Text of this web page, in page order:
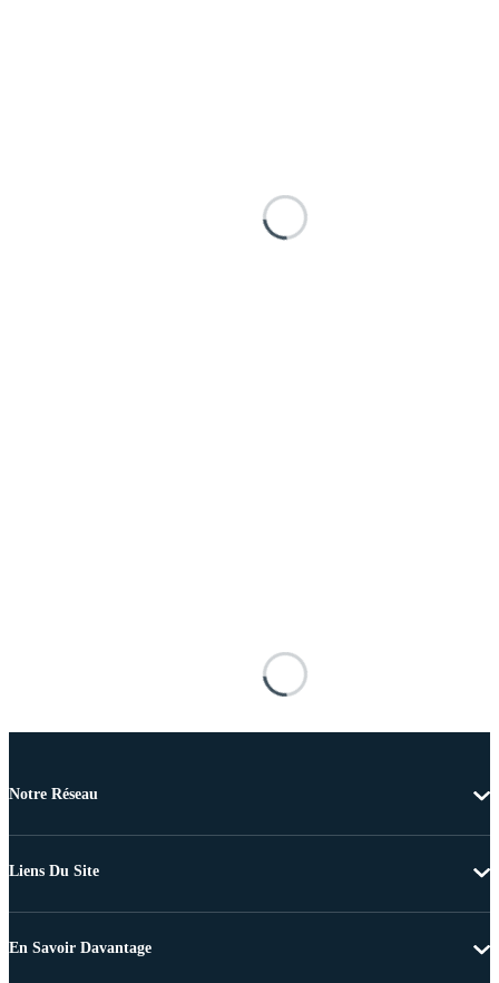
Notre Réseau
Liens Du Site
En Savoir Davantage